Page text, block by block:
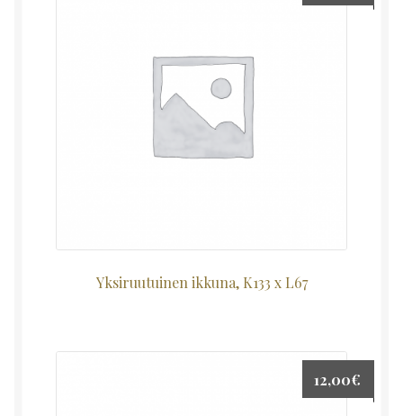
Yksiruutuinen ikkuna, K133 x L67
12,00€